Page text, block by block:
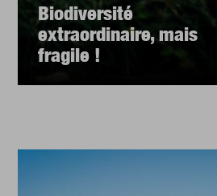
Biodiversité
extraordinaire, mais
fragile !